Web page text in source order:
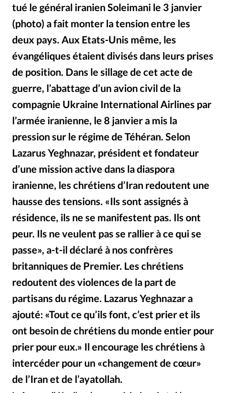
Se connecter
Édition: Internationale
Devise:
RUBRIQUES
Tous les articles
Actualité chrétienne
Actualité internationale
Chronique
Culture
Dossier
Eglises Foi Génération réveil
Monde
Opinions
Publireportage
Relations Aujourd'hui
Société
Tour du monde des Eglises
Trait d'Ixène
Vécu
Vie Intérieure
tué le général iranien Soleimani le 3 janvier
(photo) a fait monter la tension entre les
deux pays. Aux Etats-Unis même, les
évangéliques étaient divisés dans leurs prises
de position. Dans le sillage de cet acte de
guerre, l’abattage d’un avion civil de la
compagnie Ukraine International Airlines par
l’armée iranienne, le 8 janvier a mis la
pression sur le régime de Téhéran. Selon
Lazarus Yeghnazar, président et fondateur
d’une mission active dans la diaspora
iranienne, les chrétiens d’Iran redoutent une
hausse des tensions. «Ils sont assignés à
résidence, ils ne se manifestent pas. Ils ont
peur. Ils ne veulent pas se rallier à ce qui se
passe», a-t-il déclaré à nos confrères
britanniques de Premier. Les chrétiens
redoutent des violences de la part de
partisans du régime. Lazarus Yeghnazar a
ajouté: «Tout ce qu’ils font, c’est prier et ils
ont besoin de chrétiens du monde entier pour
prier pour eux.» Il encourage les chrétiens à
intercéder pour un «changement de cœur»
de l’Iran et de l’ayatollah.